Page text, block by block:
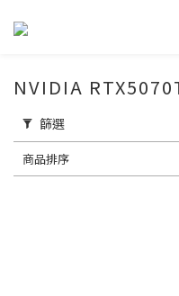
NVIDIA
篩選
商品排序